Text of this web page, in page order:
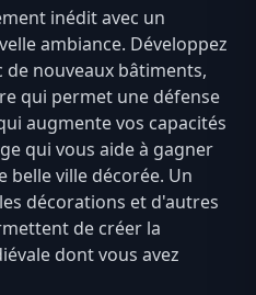
inédit avec un
ambiance. Développez
de nouveaux bâtiments,
qui permet une défense
augmente vos capacités
qui vous aide à gagner
belle ville décorée. Un
décorations et d'autres
de créer la
dont vous avez